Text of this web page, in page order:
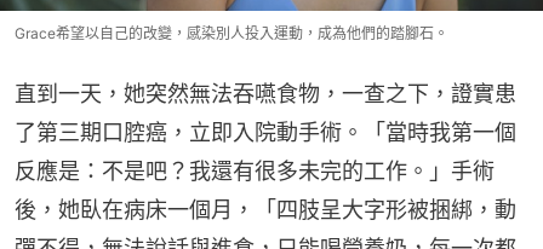
Grace希望以自己的改變，感染別人投入運動，成為他們的踏腳石。
直到一天，她突然無法吞嚥食物，一查之下，證實患
了第三期口腔癌，立即入院動手術。「當時我第一個
反應是：不是吧？我還有很多未完的工作。」手術
後，她臥在病床一個月，「四肢呈大字形被捆綁，動